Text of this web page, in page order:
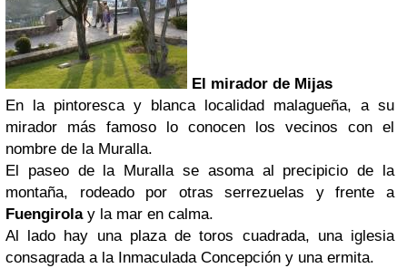
El mirador de Mijas
En la pintoresca y blanca localidad malagueña, a su
mirador más famoso lo conocen los vecinos con el
nombre de la Muralla.
El paseo de la Muralla se asoma al precipicio de la
montaña, rodeado por otras serrezuelas y frente a
Fuengirolay la mar en calma.
Al lado hay una plaza de toros cuadrada, una iglesia
consagrada a la Inmaculada Concepción y una ermita.